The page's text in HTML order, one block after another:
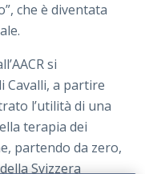
che è diventata
si
Cavalli, a partire
l’utilità di una
terapia dei
partendo da zero,
Svizzera